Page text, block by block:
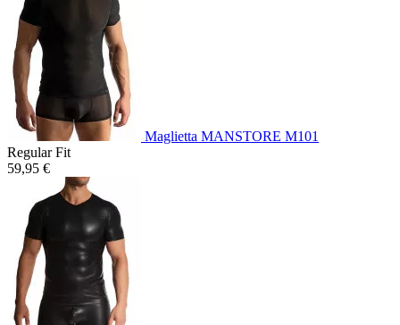
Maglietta MANSTORE M101
Regular Fit
59,95 €